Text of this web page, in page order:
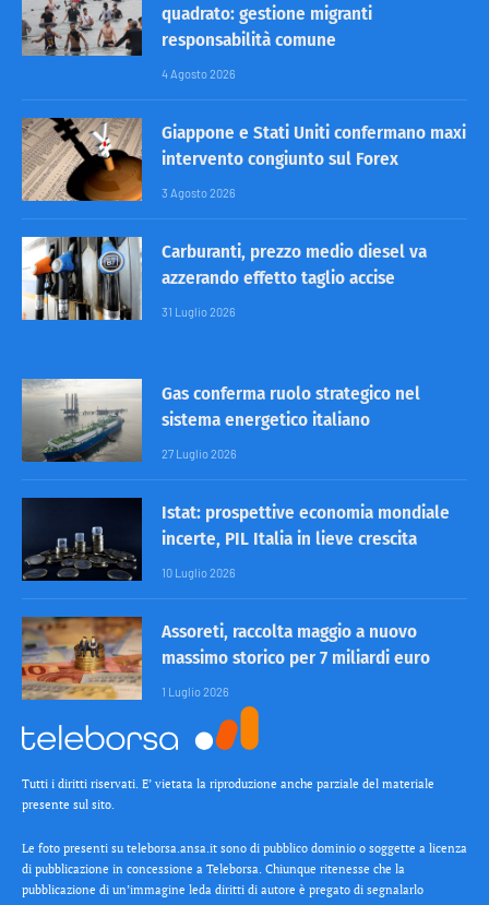
quadrato: gestione migranti
responsabilità comune
4 Agosto 2026
Giappone e Stati Uniti confermano maxi
intervento congiunto sul Forex
3 Agosto 2026
Carburanti, prezzo medio diesel va
azzerando effetto taglio accise
31 Luglio 2026
Gas conferma ruolo strategico nel
sistema energetico italiano
27 Luglio 2026
Istat: prospettive economia mondiale
incerte, PIL Italia in lieve crescita
10 Luglio 2026
Assoreti, raccolta maggio a nuovo
massimo storico per 7 miliardi euro
1 Luglio 2026
Tutti i diritti riservati. E’ vietata la riproduzione anche parziale del materiale
presente sul sito.
Le foto presenti su teleborsa.ansa.it sono di pubblico dominio o soggette a licenza
di pubblicazione in concessione a Teleborsa. Chiunque ritenesse che la
pubblicazione di un’immagine leda diritti di autore è pregato di segnalarlo